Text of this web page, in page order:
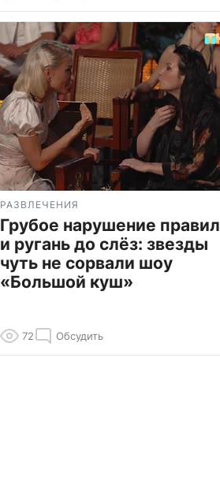
РАЗВЛЕЧЕНИЯ
Грубое нарушение правил
и ругань до слёз: звезды
чуть не сорвали шоу
«Большой куш»
72 Обсудить